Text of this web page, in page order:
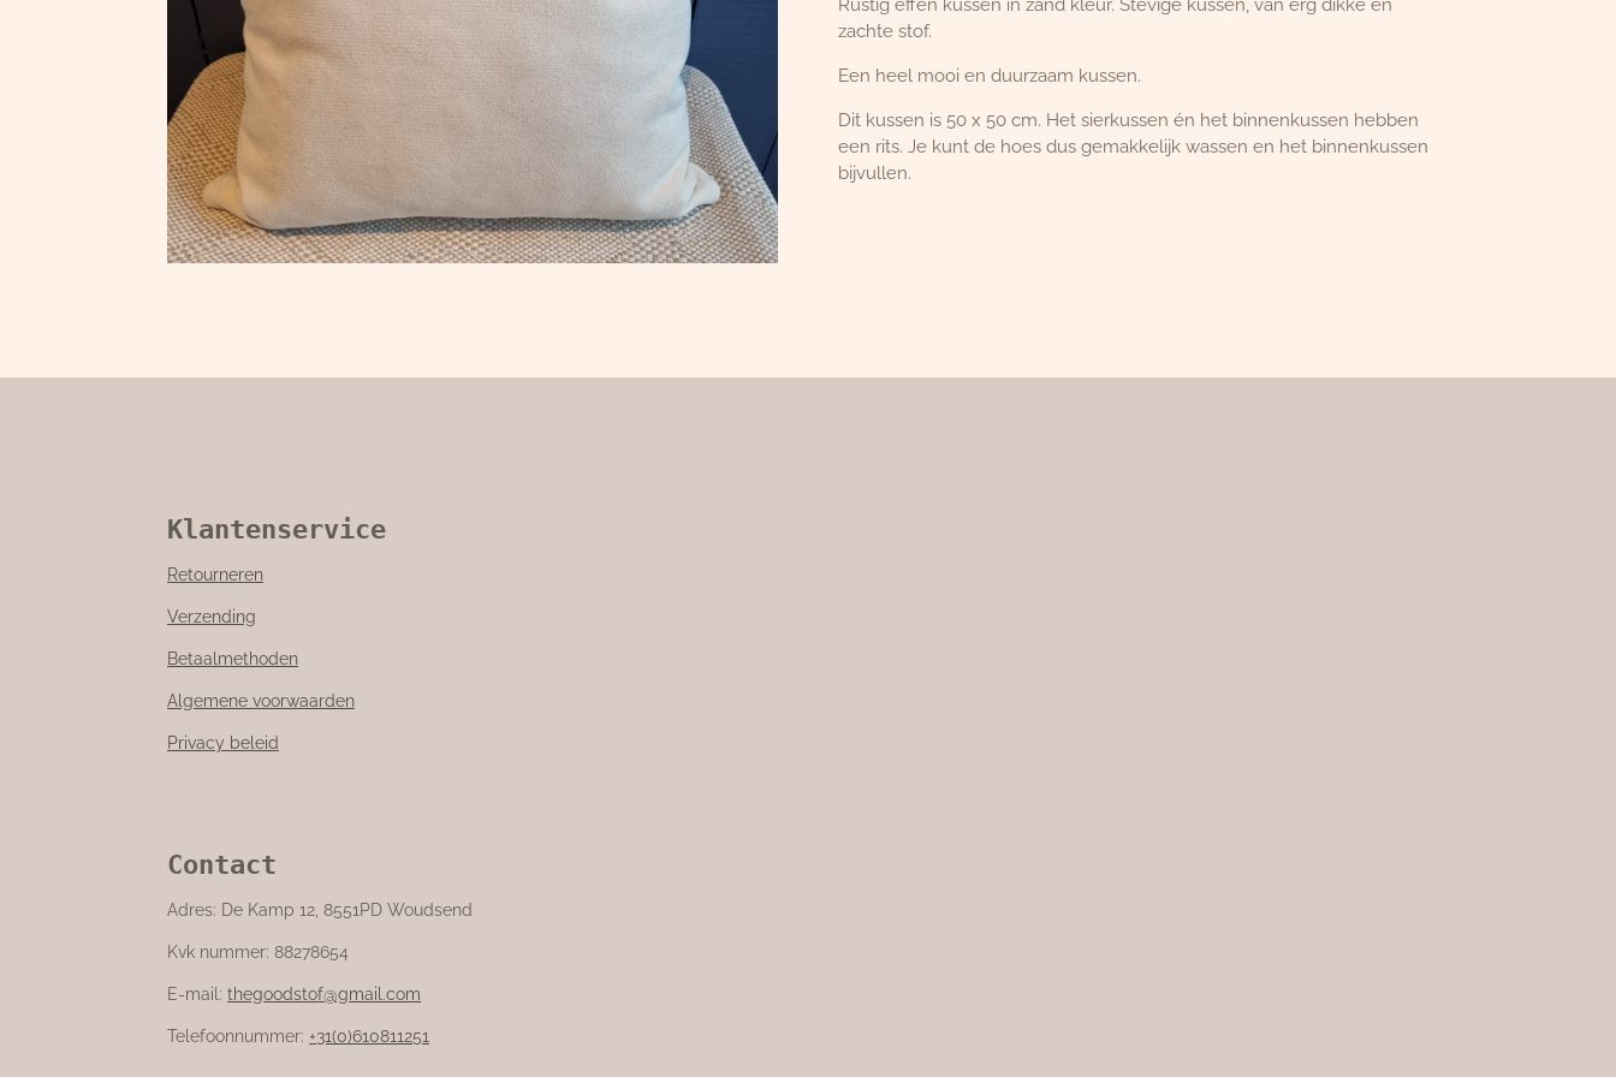
Rustig effen kussen in zand kleur. Stevige kussen, van erg dikke en
zachte stof.
Een heel mooi en duurzaam kussen.
Dit kussen is 50 x 50 cm. Het sierkussen én het binnenkussen hebben
een rits. Je kunt de hoes dus gemakkelijk wassen en het binnenkussen
bijvullen.
Klantenservice
Retourneren
Verzending
Betaalmethoden
Algemene voorwaarden
Privacy beleid
Contact
Adres: De Kamp 12, 8551PD Woudsend
Kvk nummer: 88278654
E-mail: thegoodstof@gmail.com
Telefoonnummer: +31(0)610811251